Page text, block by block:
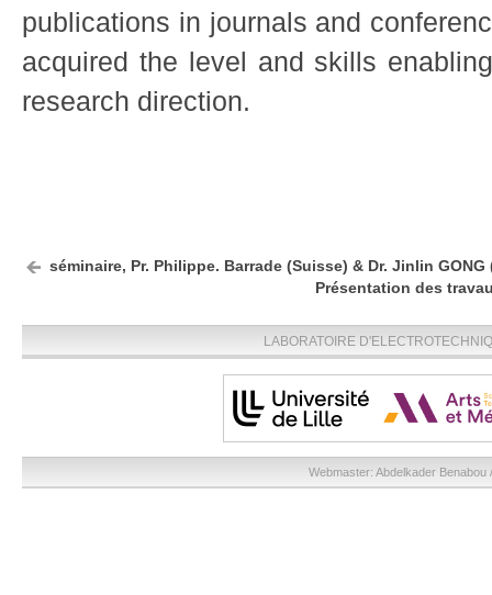
publications in journals and
acquired the level and skills
research direction.
séminaire, Pr. Philippe. Barrade (Suisse) & Dr. Jinlin GONG
Présentation des
LABORATOIRE
Webmaster: Abdelkader Benabou